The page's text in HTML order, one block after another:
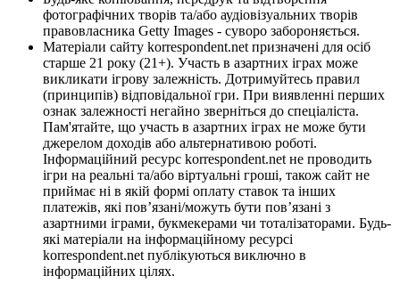
фотографічних творів та/або аудіовізуальних творів
правовласника Getty Images - суворо забороняється.
Матеріали сайту korrespondent.net призначені для осіб
старше 21 року (21+). Участь в азартних іграх може
викликати ігрову залежність. Дотримуйтесь правил
(принципів) відповідальної гри. При виявленні перших
ознак залежності негайно зверніться до спеціаліста.
Пам'ятайте, що участь в азартних іграх не може бути
джерелом доходів або альтернативою роботі.
Інформаційний ресурс korrespondent.net не проводить
ігри на реальні та/або віртуальні гроші, також сайт не
приймає ні в якій формі оплату ставок та інших
платежів, які пов’язані/можуть бути пов’язані з
азартними іграми, букмекерами чи тоталізаторами. Будь-
які матеріали на інформаційному ресурсі
korrespondent.net публікуються виключно в
інформаційних цілях.